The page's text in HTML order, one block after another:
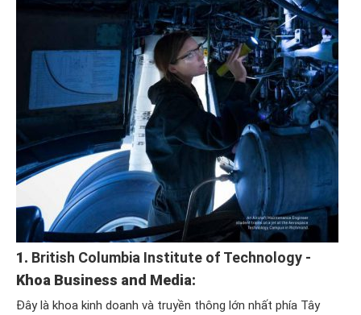
1. British Columbia Institute of Technology -
Khoa Business and Media:
Đây là khoa kinh doanh và truyền thông lớn nhất phía Tây